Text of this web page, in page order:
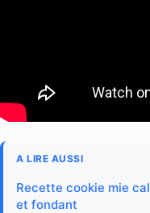
A LIRE AUSSI
Recette cookie mie
et fondant